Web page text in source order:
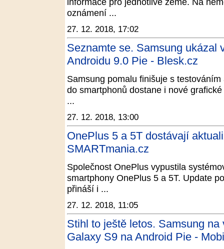
oznámení ...
27. 12. 2018, 17:02
Seznamte se. Samsung ukázal
Androidu 9.0 Pie - Blesk.cz
Samsung pomalu finišuje s
do smartphonů dostane i nové
...
27. 12. 2018, 13:00
OnePlus 5 a 5T dostávají
SMARTmania.cz
Společnost OnePlus vypustila
smartphony OnePlus 5 a 5T. Update
přináší i ...
27. 12. 2018, 11:05
Stihl to ještě letos. Samsung
Galaxy S9 na Android Pie -